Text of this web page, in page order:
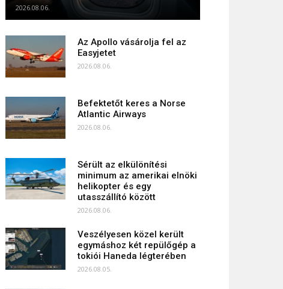
2026.08.06.
Az Apollo vásárolja fel az
Easyjetet
2026.08.06.
Befektetőt keres a Norse
Atlantic Airways
2026.08.06.
Sérült az elkülönítési
minimum az amerikai elnöki
helikopter és egy
utasszállító között
2026.08.06.
Veszélyesen közel került
egymáshoz két repülőgép a
tokiói Haneda légterében
2026.08.05.